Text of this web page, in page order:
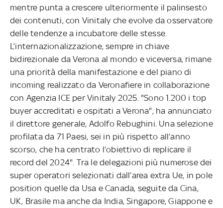
mentre punta a crescere ulteriormente il palinsesto
dei contenuti, con Vinitaly che evolve da osservatore
delle tendenze a incubatore delle stesse.
L’internazionalizzazione, sempre in chiave
bidirezionale da Verona al mondo e viceversa, rimane
una priorità della manifestazione e del piano di
incoming realizzato da Veronafiere in collaborazione
con Agenzia ICE per Vinitaly 2025. "Sono 1.200 i top
buyer accreditati e ospitati a Verona", ha annunciato
il direttore generale, Adolfo Rebughini. Una selezione
profilata da 71 Paesi, sei in più rispetto all’anno
scorso, che ha centrato l’obiettivo di replicare il
record del 2024". Tra le delegazioni più numerose dei
super operatori selezionati dall’area extra Ue, in pole
position quelle da Usa e Canada, seguite da Cina,
UK, Brasile ma anche da India, Singapore, Giappone e